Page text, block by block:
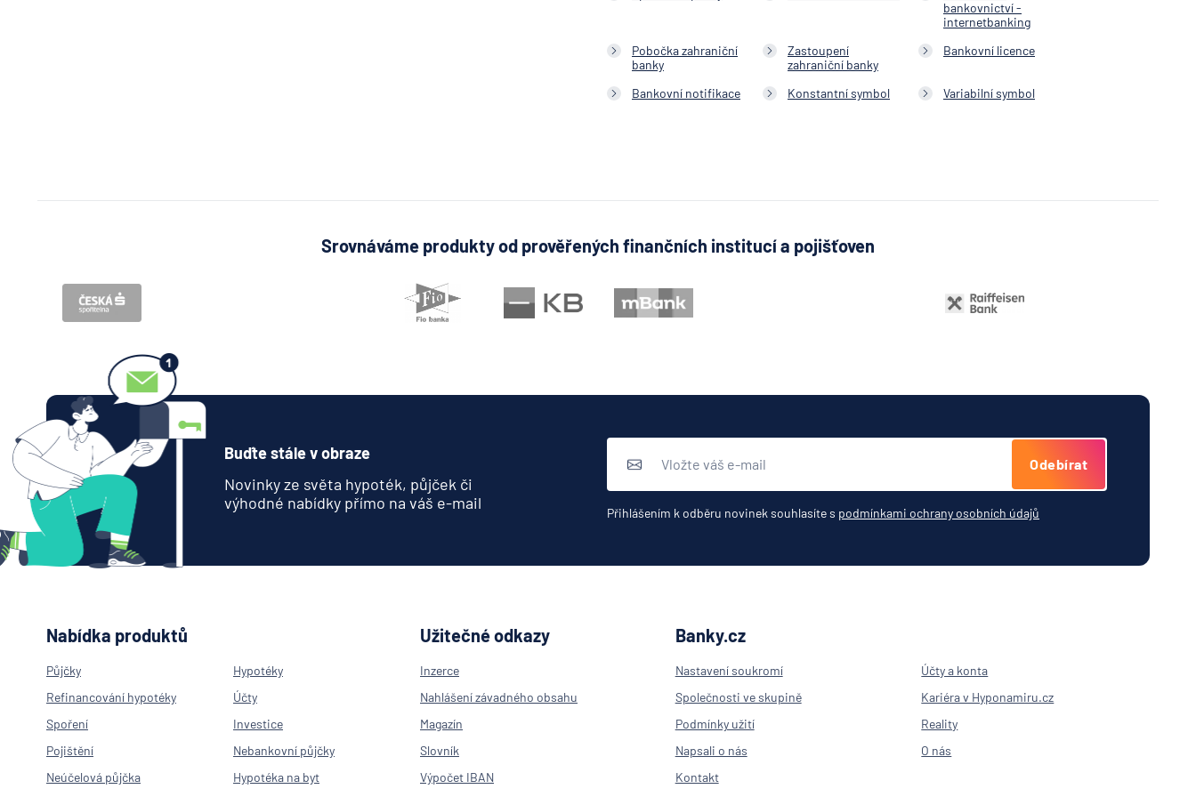
Citibank
COMMERZBANK
Aktiengesellschaft
ČSOB Poštovní
spořitelna
Fio banka
pojišťovna
pojišťovna
HDI Versicherung AG
HSBC Bank plc -
pobočka Praha
ING Bank N. V.
J&T BANKA
KB Penzijní
bankovnictví -
internetbanking
Pobočka zahraniční
banky
Zastoupení
zahraniční banky
Bankovní licence
Bankovní notifikace Konstantní symbol Variabilní symbol
Srovnáváme produkty od prověřených finančních institucí a pojišťoven
Buďte stále v obraze
Novinky ze světa hypoték, půjček či
výhodné nabídky přímo na váš e-mail
Odebírat
Přihlášením k odběru novinek souhlasíte s podmínkami ochrany osobních údajů
Nabídka produktů
Půjčky
Hypotéky
Refinancování hypotéky
Účty
Spoření
Investice
Pojištění
Nebankovní půjčky
Neúčelová půjčka
Hypotéka na byt
Užitečné odkazy
Inzerce
Nahlášení závadného obsahu
Magazín
Slovník
Výpočet IBAN
Banky.cz
Nastavení soukromí
Účty a konta
Společnosti ve skupině
Kariéra v Hyponamiru.cz
Podmínky užití
Reality
Napsali o nás
O nás
Kontakt